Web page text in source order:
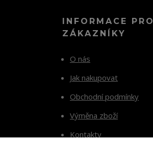
INFORMACE PRO
ZÁKAZNÍKY
O nás
Jak nakupovat
Obchodní podmínky
Výměna zboží
Kontakty